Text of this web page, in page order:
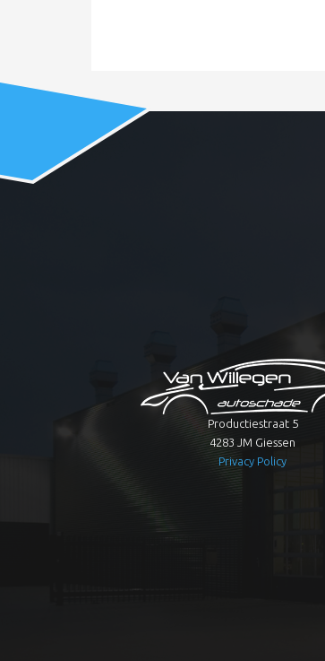
Productiestraat 5
4283 JM Giessen
Privacy Policy